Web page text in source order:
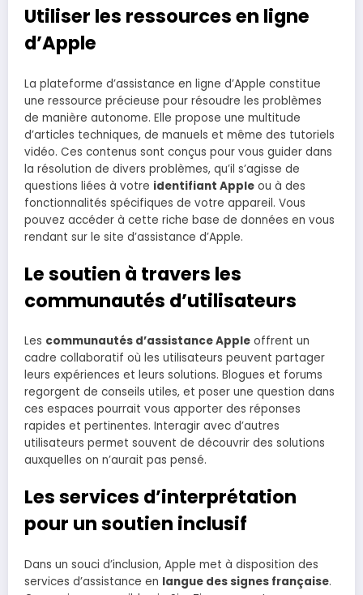
Utiliser les ressources en ligne
d’Apple
La plateforme d’assistance en ligne d’Apple constitue
une ressource précieuse pour résoudre les problèmes
de manière autonome. Elle propose une multitude
d’articles techniques, de manuels et même des tutoriels
vidéo. Ces contenus sont conçus pour vous guider dans
la résolution de divers problèmes, qu’il s’agisse de
questions liées à votre identifiant Apple ou à des
fonctionnalités spécifiques de votre appareil. Vous
pouvez accéder à cette riche base de données en vous
rendant sur le site d’assistance d’Apple.
Le soutien à travers les
communautés d’utilisateurs
Les communautés d’assistance Apple offrent un
cadre collaboratif où les utilisateurs peuvent partager
leurs expériences et leurs solutions. Blogues et forums
regorgent de conseils utiles, et poser une question dans
ces espaces pourrait vous apporter des réponses
rapides et pertinentes. Interagir avec d’autres
utilisateurs permet souvent de découvrir des solutions
auxquelles on n’aurait pas pensé.
Les services d’interprétation
pour un soutien inclusif
Dans un souci d’inclusion, Apple met à disposition des
services d’assistance en langue des signes française.